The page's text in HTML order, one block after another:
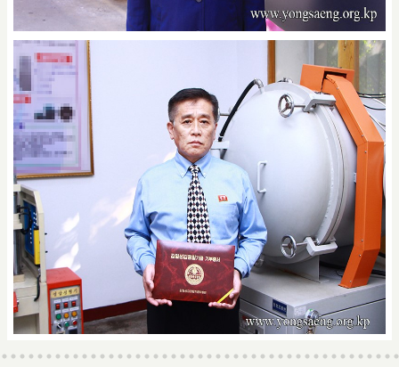
애착
지칠줄 모르는 탐구정신으로